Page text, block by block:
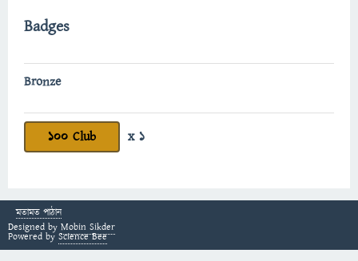
Badges
Bronze
100 Club x 1
মতামত পাঠান
Designed by Mobin Sikder
Powered by Science Bee